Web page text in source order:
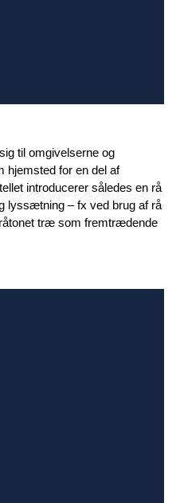
til omgivelserne og
hjemsted for en del af
introducerer således en rå
lyssætning – fx ved brug af rå
træ som fremtrædende